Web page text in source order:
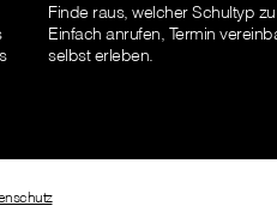
Finde raus, welcher Schultyp
Einfach anrufen, Termin
selbst erleben.